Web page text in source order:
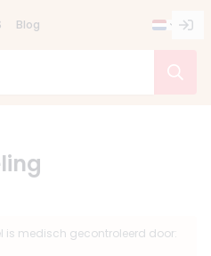
Blog
is medisch gecontroleerd door: